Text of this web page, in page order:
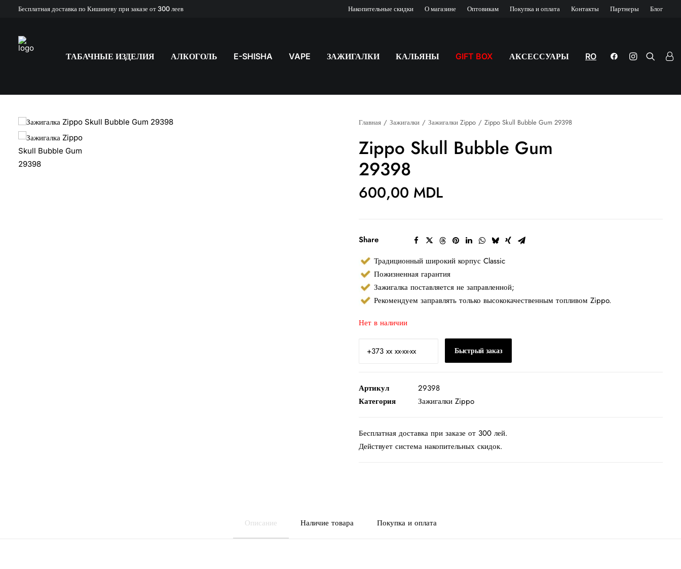
Бесплатная доставка по Кишиневу при заказе от 300 леев Накопительные скидки О магазине Оптовикам Покупка и оплата Контакты Партнеры Блог
ТАБАЧНЫЕ ИЗДЕЛИЯ АЛКОГОЛЬ E-SHISHA VAPE ЗАЖИГАЛКИ КАЛЬЯНЫ GIFT BOX АКСЕССУАРЫ RO
Главная Зажигалки Зажигалки Zippo Zippo Skull Bubble Gum 29398
Zippo Skull Bubble Gum
29398
600,00 MDL
Share
Традиционный широкий корпус Classic
Пожизненная гарантия
Зажигалка поставляется не заправленной;
Рекомендуем заправлять только высококачественным топливом Zippo.
Нет в наличии
Быстрый заказ
Артикул
29398
Категория
Зажигалки Zippo
Бесплатная доставка при заказе от 300 лей.
Действует система накопительных скидок.
Описание Наличие товара Покупка и оплата